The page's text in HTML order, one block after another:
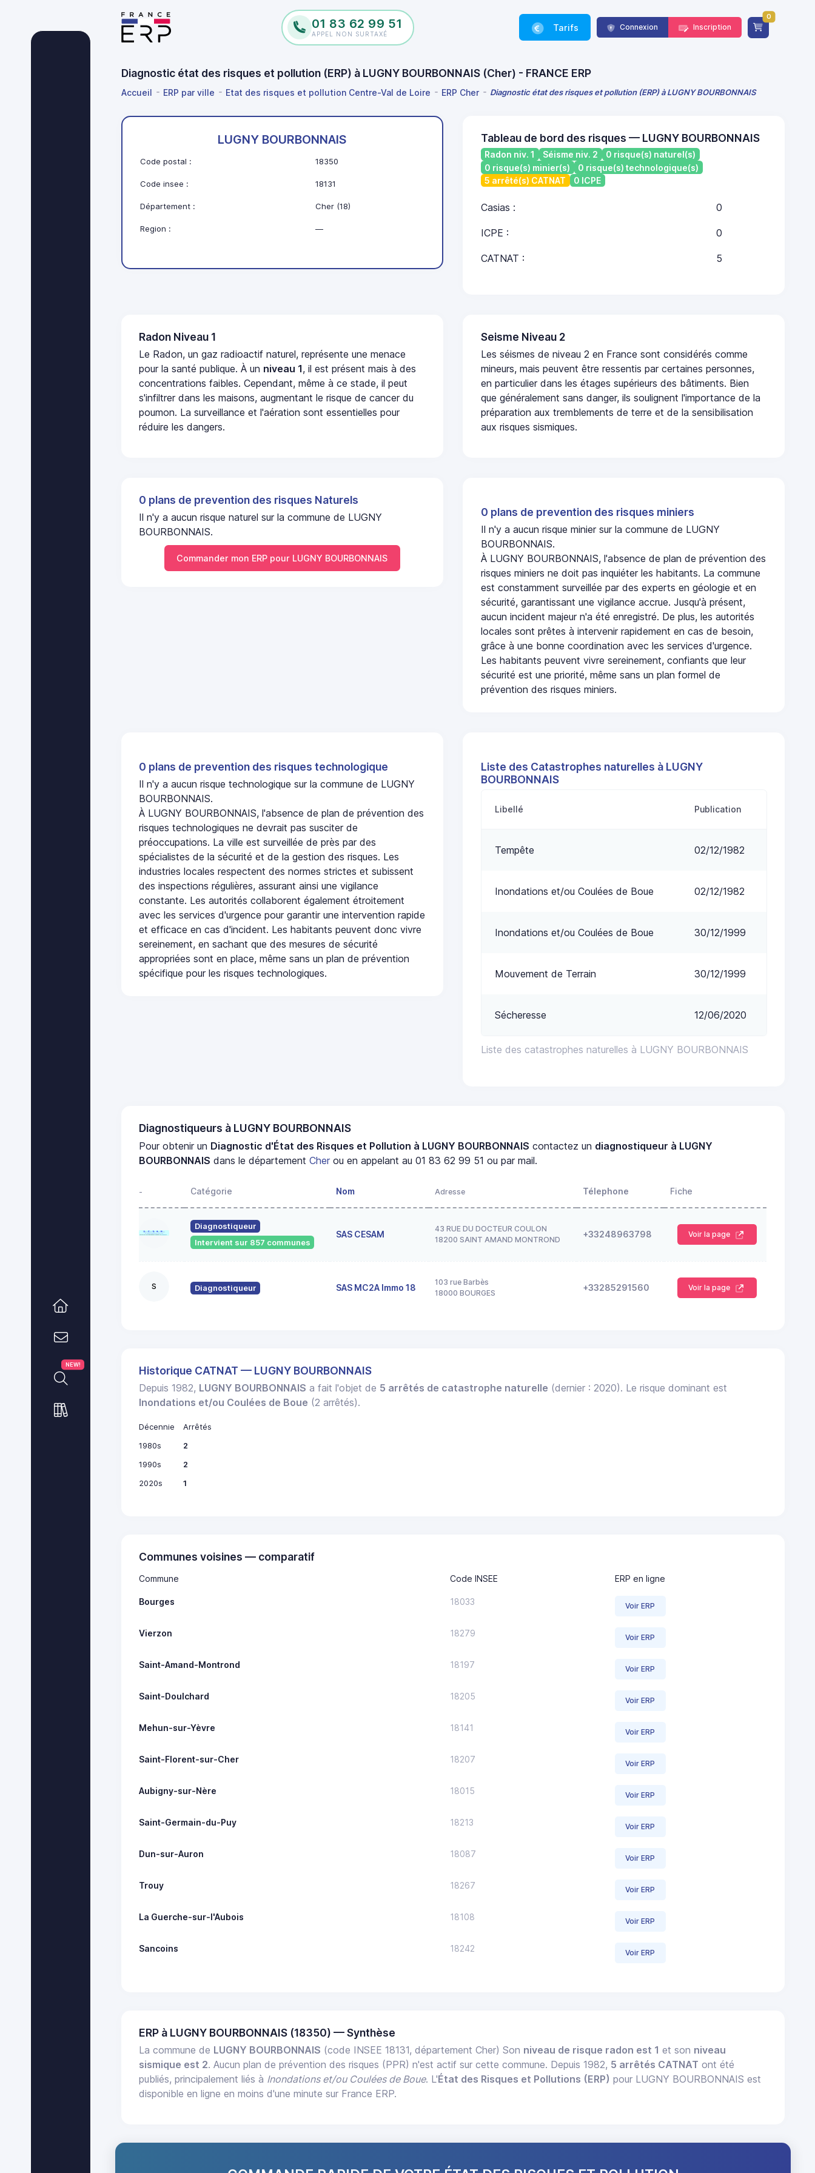
01 83 62 99 51
APPEL NON SURTAXÉ
Tarifs Connexion Inscription
0
Diagnostic état des risques et pollution (ERP) à LUGNY BOURBONNAIS (Cher) - FRANCE ERP
Accueil ERP par ville Etat des risques et pollution Centre-Val de Loire ERP Cher Diagnostic état des risques et pollution (ERP) à LUGNY BOURBONNAIS
NEW!
LUGNY BOURBONNAIS
Code postal : 18350
Code insee : 18131
Département : Cher (18)
Region : —
Tableau de bord des risques — LUGNY BOURBONNAIS
Radon niv. 1 Séisme niv. 2
0 risque(s) naturel(s)
0 risque(s) minier(s)
0 risque(s) technologique(s)
5 arrêté(s) CATNAT
0 ICPE
Casias : 0
ICPE : 0
CATNAT : 5
Radon Niveau 1
Le Radon, un gaz radioactif naturel, représente une menace
pour la santé publique. À un niveau 1, il est présent mais à des
concentrations faibles. Cependant, même à ce stade, il peut
s'infiltrer dans les maisons, augmentant le risque de cancer du
poumon. La surveillance et l'aération sont essentielles pour
réduire les dangers.
Seisme Niveau 2
Les séismes de niveau 2 en France sont considérés comme
mineurs, mais peuvent être ressentis par certaines personnes,
en particulier dans les étages supérieurs des bâtiments. Bien
que généralement sans danger, ils soulignent l'importance de la
préparation aux tremblements de terre et de la sensibilisation
aux risques sismiques.
0 plans de prevention des risques Naturels
Il n'y a aucun risque naturel sur la commune de LUGNY
BOURBONNAIS.
Commander mon ERP pour LUGNY BOURBONNAIS
0 plans de prevention des risques miniers
Il n'y a aucun risque minier sur la commune de LUGNY
BOURBONNAIS.
À LUGNY BOURBONNAIS, l'absence de plan de prévention des
risques miniers ne doit pas inquiéter les habitants. La commune
est constamment surveillée par des experts en géologie et en
sécurité, garantissant une vigilance accrue. Jusqu'à présent,
aucun incident majeur n'a été enregistré. De plus, les autorités
locales sont prêtes à intervenir rapidement en cas de besoin,
grâce à une bonne coordination avec les services d'urgence.
Les habitants peuvent vivre sereinement, confiants que leur
sécurité est une priorité, même sans un plan formel de
prévention des risques miniers.
0 plans de prevention des risques technologique
Il n'y a aucun risque technologique sur la commune de LUGNY
BOURBONNAIS.
À LUGNY BOURBONNAIS, l'absence de plan de prévention des
risques technologiques ne devrait pas susciter de
préoccupations. La ville est surveillée de près par des
spécialistes de la sécurité et de la gestion des risques. Les
industries locales respectent des normes strictes et subissent
des inspections régulières, assurant ainsi une vigilance
constante. Les autorités collaborent également étroitement
avec les services d'urgence pour garantir une intervention rapide
et efficace en cas d'incident. Les habitants peuvent donc vivre
sereinement, en sachant que des mesures de sécurité
appropriées sont en place, même sans un plan de prévention
spécifique pour les risques technologiques.
Liste des Catastrophes naturelles à LUGNY
BOURBONNAIS
Liste des catastrophes naturelles à LUGNY BOURBONNAIS
Libellé Publication
Tempête 02/12/1982
Inondations et/ou Coulées de Boue 02/12/1982
Inondations et/ou Coulées de Boue 30/12/1999
Mouvement de Terrain 30/12/1999
Sécheresse 12/06/2020
Diagnostiqueurs à LUGNY BOURBONNAIS
Pour obtenir un Diagnostic d'État des Risques et Pollution à LUGNY BOURBONNAIS contactez un diagnostiqueur à LUGNY
BOURBONNAIS dans le départementCher ou en appelant au 01 83 62 99 51 ou par mail.
- Catégorie Nom Adresse Télephone Fiche
Diagnostiqueur
Intervient sur 857 communes
SAS CESAM
43 RUE DU DOCTEUR COULON
18200 SAINT AMAND MONTROND
+33248963798 Voir la page
S Diagnostiqueur SAS MC2A Immo 18
103 rue Barbès
18000 BOURGES
+33285291560 Voir la page
Historique CATNAT — LUGNY BOURBONNAIS
Depuis 1982, LUGNY BOURBONNAIS a fait l'objet de 5 arrêtés de catastrophe naturelle (dernier : 2020). Le risque dominant est
Inondations et/ou Coulées de Boue (2 arrêtés).
Décennie
Arrêtés
1980s
2
1990s
2
2020s
1
Communes voisines — comparatif
Commune Code INSEE ERP en ligne
Bourges 18033 Voir ERP
Vierzon 18279 Voir ERP
Saint-Amand-Montrond 18197 Voir ERP
Saint-Doulchard 18205 Voir ERP
Mehun-sur-Yèvre 18141 Voir ERP
Saint-Florent-sur-Cher 18207 Voir ERP
Aubigny-sur-Nère 18015 Voir ERP
Saint-Germain-du-Puy 18213 Voir ERP
Dun-sur-Auron 18087 Voir ERP
Trouy 18267 Voir ERP
La Guerche-sur-l'Aubois 18108 Voir ERP
Sancoins 18242 Voir ERP
ERP à LUGNY BOURBONNAIS (18350) — Synthèse
La commune de LUGNY BOURBONNAIS (code INSEE 18131, département Cher) Son niveau de risque radon est 1 et son niveau
sismique est 2. Aucun plan de prévention des risques (PPR) n'est actif sur cette commune. Depuis 1982, 5 arrêtés CATNAT ont été
publiés, principalement liés à Inondations et/ou Coulées de Boue. L'État des Risques et Pollutions (ERP) pour LUGNY BOURBONNAIS est
disponible en ligne en moins d'une minute sur France ERP.